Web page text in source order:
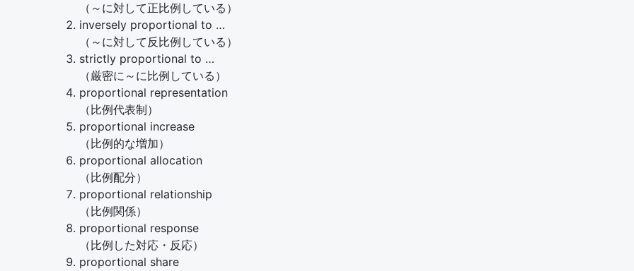
（～に対して正比例している）
inversely proportional to …
（～に対して反比例している）
strictly proportional to …
（厳密に～に比例している）
proportional representation
（比例代表制）
proportional increase
（比例的な増加）
proportional allocation
（比例配分）
proportional relationship
（比例関係）
proportional response
（比例した対応・反応）
proportional share